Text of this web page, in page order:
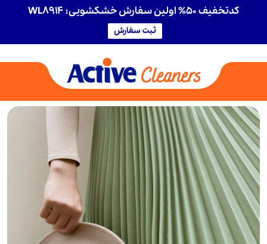
کدتخفیف 50% اولین سفارش خشکشویی: WL8914
ثبت سفارش